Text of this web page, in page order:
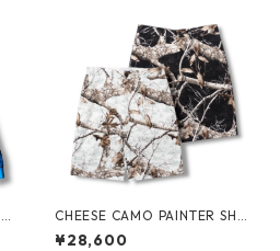
CHEESE CAMO PAINTER SHO
RTS by Little Yarmouth
¥28,600